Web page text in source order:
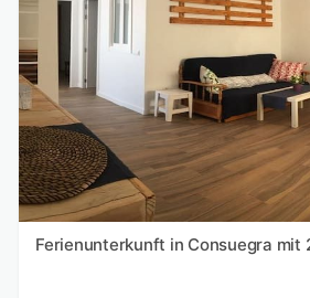
Ferienunterkunft in Consuegra mit